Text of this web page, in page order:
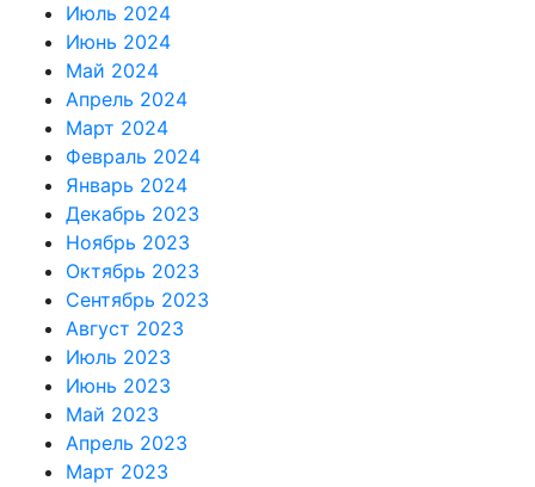
Июль 2024
Июнь 2024
Май 2024
Апрель 2024
Март 2024
Февраль 2024
Январь 2024
Декабрь 2023
Ноябрь 2023
Октябрь 2023
Сентябрь 2023
Август 2023
Июль 2023
Июнь 2023
Май 2023
Апрель 2023
Март 2023